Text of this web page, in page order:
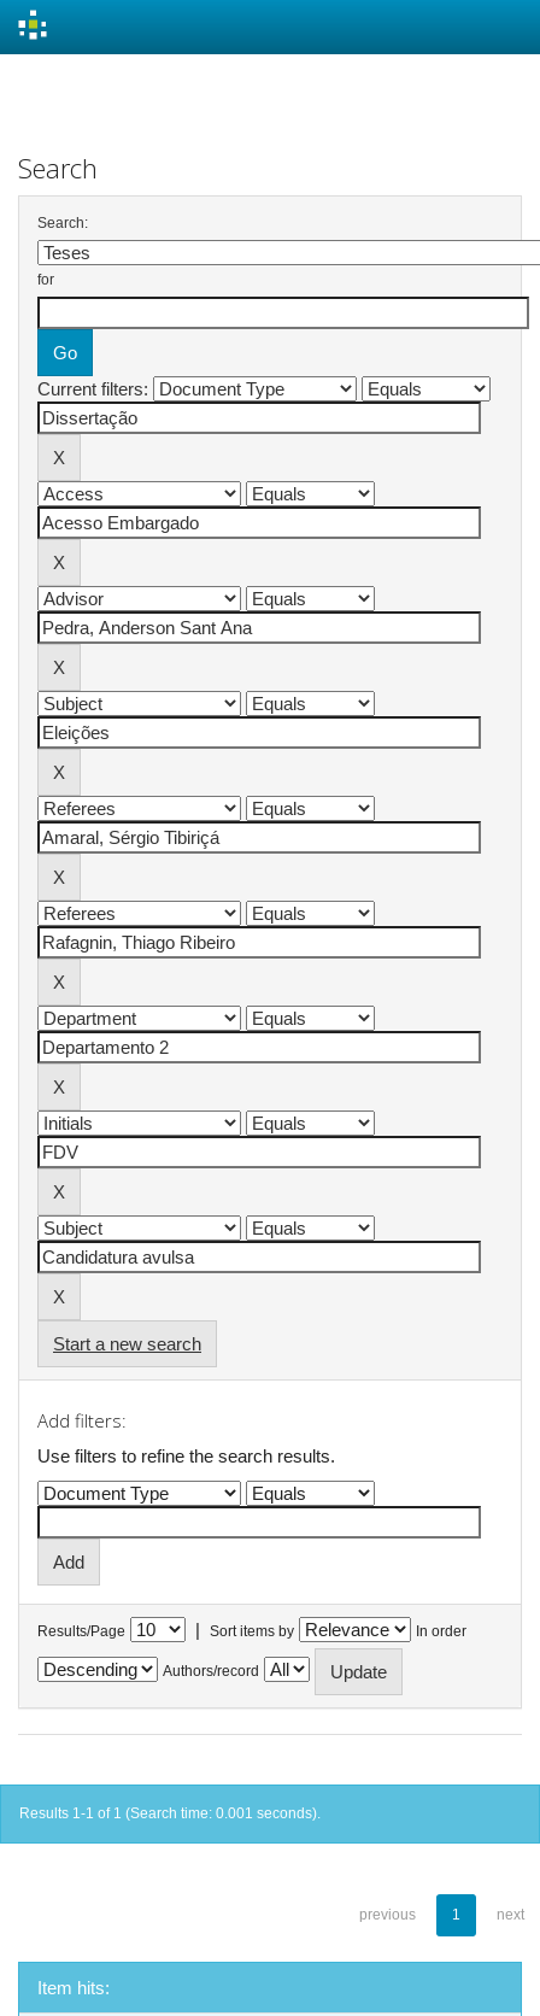
Search
Search:
for
Current filters:
Start a new search
Add filters:
Use filters to refine the search results.
Results/Page | Sort items by In order
Authors/record
Results 1-1 of 1 (Search time: 0.001 seconds).
previous 1 next
Item hits: